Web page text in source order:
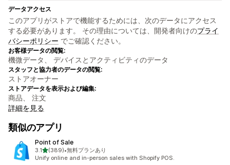
データアクセス
このアプリがストアで機能するためには、次のデータにアクセス
する必要があります。 その理由については、開発者向けのプライ
バシーポリシー でご確認ください。
お客様データの閲覧:
機微データ、 デバイスとアクティビティのデータ
スタッフと協力者のデータの閲覧:
ストアオーナー
ストアデータを表示および編集:
商品、 注文
詳細を見る
類似のアプリ
Point of Sale
3.15つ星中
(389)
合計レビュー数：389件
•無料プランあり
Unify online and in-person sales with Shopify POS.